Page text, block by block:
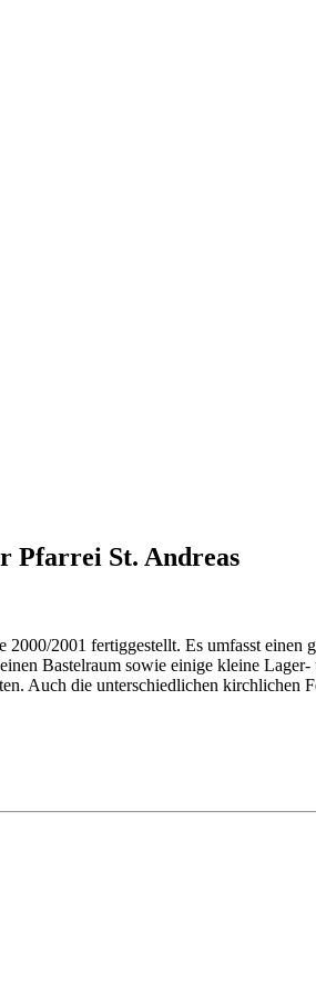
Pfarrei St. Andreas
2001 fertiggestellt. Es umfasst
Bastelraum sowie einige kleine
Auch die unterschiedlichen kirchlichen